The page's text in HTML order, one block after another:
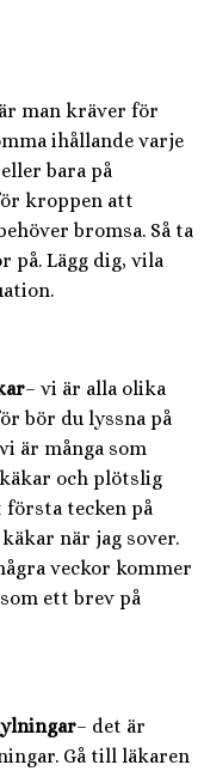
man kräver för
ihållande varje
bara på
kroppen att
bromsa. Så ta
på. Lägg dig, vila
– vi är alla olika
bör du lyssna på
är många som
och plötslig
tecken på
när jag sover.
veckor kommer
ett brev på
– det är
Gå till läkaren